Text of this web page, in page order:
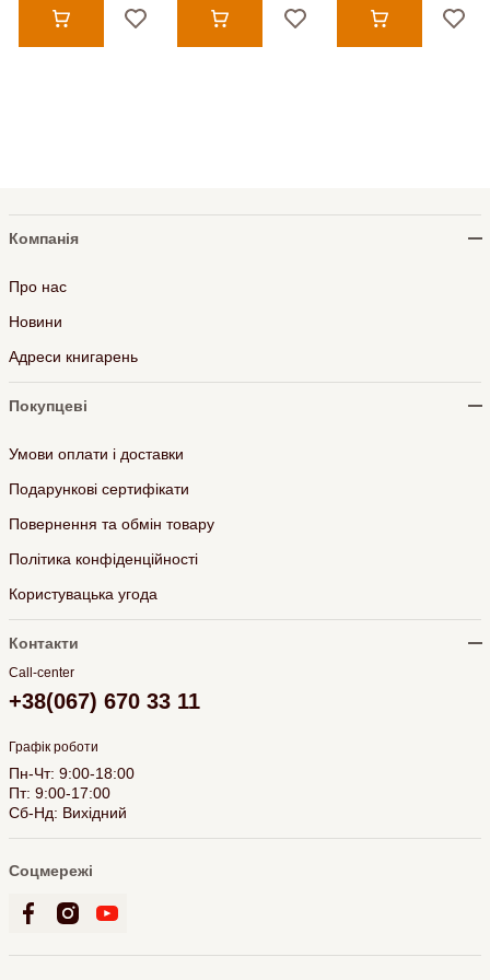
Компанія
Про нас
Новини
Адреси книгарень
Покупцеві
Умови оплати і доставки
Подарункові сертифікати
Повернення та обмін товару
Політика конфіденційності
Користувацька угода
Контакти
Call-center
+38(067) 670 33 11
Графік роботи
Пн-Чт: 9:00-18:00
Пт: 9:00-17:00
Сб-Нд: Вихідний
Соцмережі